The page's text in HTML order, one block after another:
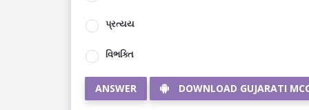
પ્રત્યય
વિભક્તિ
ANSWER DOWNLOAD GUJARATI